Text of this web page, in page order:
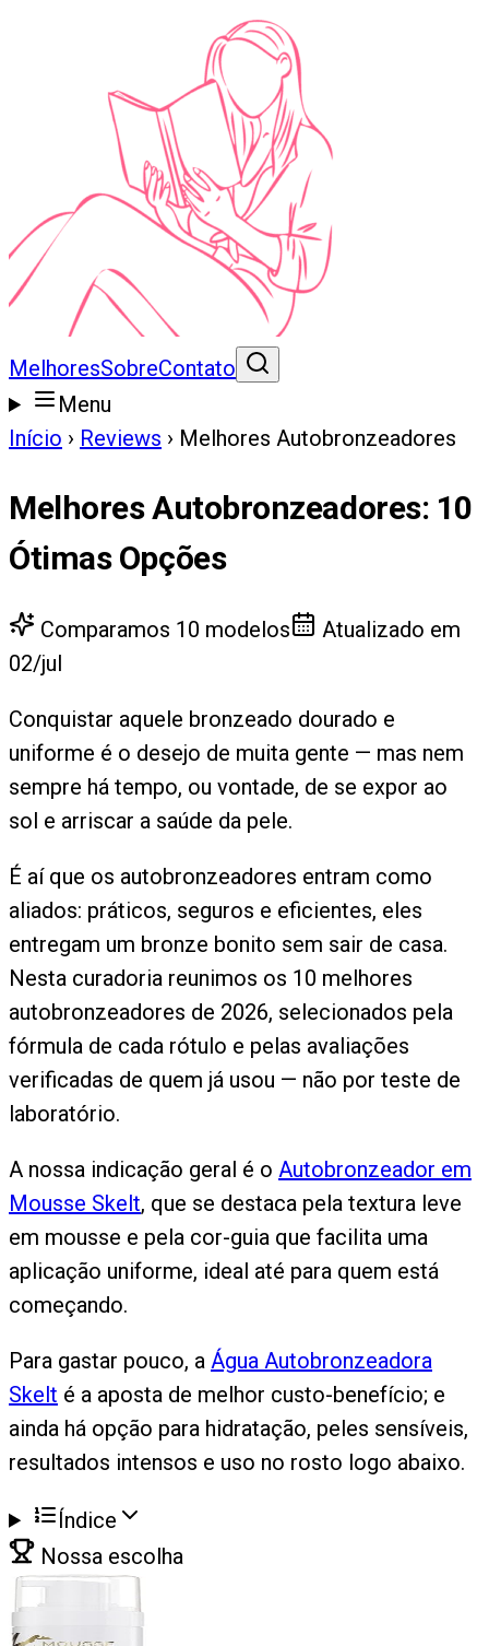
MelhoresSobreContato
Menu
Início › Reviews › Melhores Autobronzeadores
Melhores Autobronzeadores: 10
Ótimas Opções
Comparamos 10 modelos
Atualizado em
02/jul
Conquistar aquele bronzeado dourado e
uniforme é o desejo de muita gente — mas nem
sempre há tempo, ou vontade, de se expor ao
sol e arriscar a saúde da pele.
É aí que os autobronzeadores entram como
aliados: práticos, seguros e eficientes, eles
entregam um bronze bonito sem sair de casa.
Nesta curadoria reunimos os 10 melhores
autobronzeadores de 2026, selecionados pela
fórmula de cada rótulo e pelas avaliações
verificadas de quem já usou — não por teste de
laboratório.
A nossa indicação geral é o Autobronzeador em
Mousse Skelt, que se destaca pela textura leve
em mousse e pela cor-guia que facilita uma
aplicação uniforme, ideal até para quem está
começando.
Para gastar pouco, a Água Autobronzeadora
Skelt é a aposta de melhor custo-benefício; e
ainda há opção para hidratação, peles sensíveis,
resultados intensos e uso no rosto logo abaixo.
Índice
Nossa escolha